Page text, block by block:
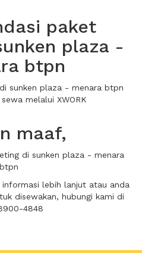
paket
plaza -
btpn
sunken plaza - menara btpn
melalui XWORK
maaf,
di sunken plaza - menara
btpn
lebih lanjut atau anda
disewakan, hubungi kami di
4848